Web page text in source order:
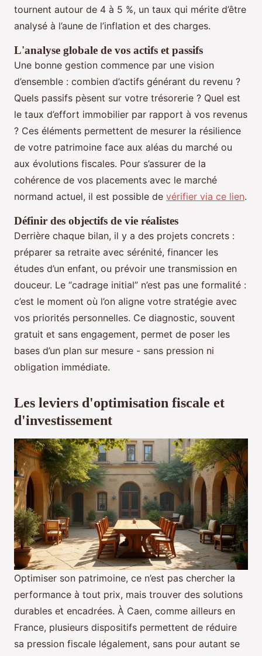
tournent autour de 4 à 5 %, un taux qui mérite d’être
analysé à l’aune de l’inflation et des charges.
L'analyse globale de vos actifs et passifs
Une bonne gestion commence par une vision
d’ensemble : combien d’actifs générant du revenu ?
Quels passifs pèsent sur votre trésorerie ? Quel est
le taux d’effort immobilier par rapport à vos revenus
? Ces éléments permettent de mesurer la résilience
de votre patrimoine face aux aléas du marché ou
aux évolutions fiscales. Pour s’assurer de la
cohérence de vos placements avec le marché
normand actuel, il est possible de vérifier via ce lien.
Définir des objectifs de vie réalistes
Derrière chaque bilan, il y a des projets concrets :
préparer sa retraite avec sérénité, financer les
études d’un enfant, ou prévoir une transmission en
douceur. Le “cadrage initial” n’est pas une formalité :
c’est le moment où l’on aligne votre stratégie avec
vos priorités personnelles. Ce diagnostic, souvent
gratuit et sans engagement, permet de poser les
bases d’un plan sur mesure - sans pression ni
obligation immédiate.
Les leviers d'optimisation fiscale et
d'investissement
Optimiser son patrimoine, ce n’est pas chercher la
performance à tout prix, mais trouver des solutions
durables et encadrées. À Caen, comme ailleurs en
France, plusieurs dispositifs permettent de réduire
sa pression fiscale légalement, sans pour autant se